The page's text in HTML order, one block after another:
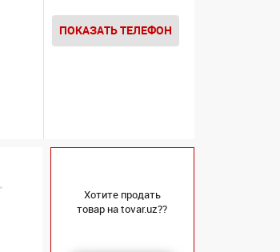
ПОКАЗАТЬ ТЕЛЕФОН
Хотите продать
товар на tovar.uz??